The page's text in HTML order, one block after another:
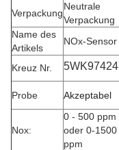
Verpackung
Neutrale
Verpackung
Name des
Artikels
NOx-Sensor
Kreuz Nr.
5WK97424
Probe Akzeptabel
Nox:
0 - 500 ppm
oder 0-1500
ppm